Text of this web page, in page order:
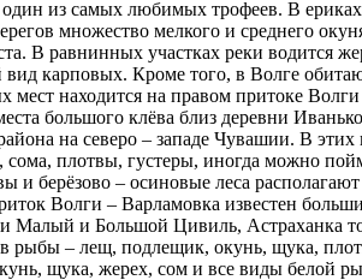
из самых любимых трофеев. В
множество мелкого и среднего
В равнинных участках реки водится
вид карповых. Кроме того, в Волге
находится на правом притоке
большого клёва близ деревни
на северо – западе Чувашии. В этих
плотвы, густеры, иногда можно
и берёзово – осиновые леса
Волги – Варламовка известен
Малый и Большой Цивиль, Астраханка
рыбы – лещ, подлещик, окунь, щука,
щука, жерех, сом и все виды белой